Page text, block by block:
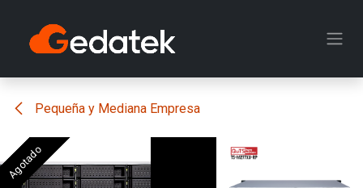
Pequeña y Mediana Empresa
Agotado
Agotado
Agotado
Agotado